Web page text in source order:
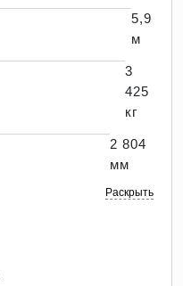
5,9
м
3
425
кг
2 804
мм
Раскрыть